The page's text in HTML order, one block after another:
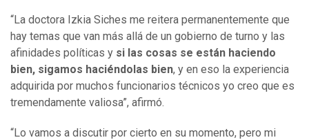
“La doctora Izkia Siches me reitera permanentemente que
hay temas que van más allá de un gobierno de turno y las
afinidades políticas y si las cosas se están haciendo
bien, sigamos haciéndolas bien, y en eso la experiencia
adquirida por muchos funcionarios técnicos yo creo que es
tremendamente valiosa”, afirmó.
“Lo vamos a discutir por cierto en su momento, pero mi